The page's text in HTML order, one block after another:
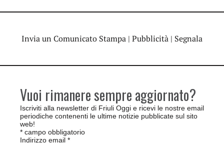
Invia un Comunicato Stampa | Pubblicità | Segnala
Vuoi rimanere sempre aggiornato?
Iscriviti alla newsletter di Friuli Oggi e ricevi le nostre email
periodiche contenenti le ultime notizie pubblicate sul sito
web!
* campo obbligatorio
Indirizzo email *